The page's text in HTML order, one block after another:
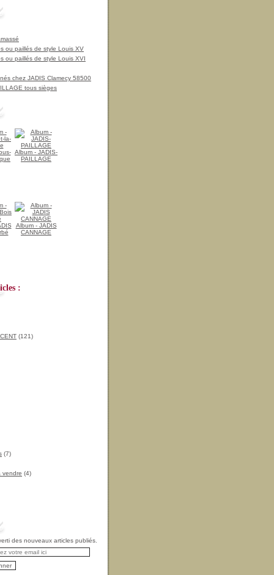
ou paillés de style Louis XV
ou paillés de style Louis XVI
chez JADIS Clamecy 58500
tous sièges
Album - JADIS-
PAILLAGE
Album - JADIS
CANNAGE
:
(121)
(7)
vendre (4)
des nouveaux articles publiés.